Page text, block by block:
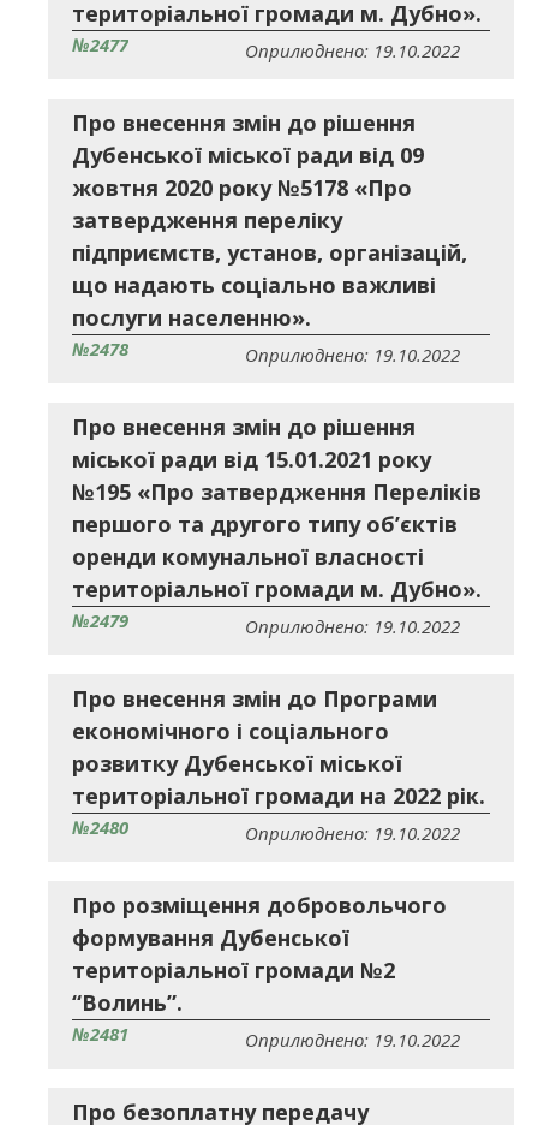
територіальної громади м. Дубно».
№2477 Оприлюднено: 19.10.2022
Про внесення змін до рішення
Дубенської міської ради від 09
жовтня 2020 року №5178 «Про
затвердження переліку
підприємств, установ, організацій,
що надають соціально важливі
послуги населенню».
№2478 Оприлюднено: 19.10.2022
Про внесення змін до рішення
міської ради від 15.01.2021 року
№195 «Про затвердження Переліків
першого та другого типу об’єктів
оренди комунальної власності
територіальної громади м. Дубно».
№2479 Оприлюднено: 19.10.2022
Про внесення змін до Програми
економічного і соціального
розвитку Дубенської міської
територіальної громади на 2022 рік.
№2480 Оприлюднено: 19.10.2022
Про розміщення добровольчого
формування Дубенської
територіальної громади №2
“Волинь”.
№2481 Оприлюднено: 19.10.2022
Про безоплатну передачу